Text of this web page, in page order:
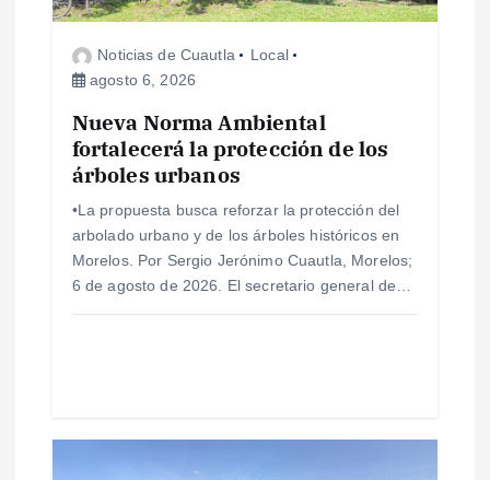
e
s
Noticias de Cuautla
Local
agosto 6, 2026
Nueva Norma Ambiental
fortalecerá la protección de los
árboles urbanos
•La propuesta busca reforzar la protección del
arbolado urbano y de los árboles históricos en
Morelos. Por Sergio Jerónimo Cuautla, Morelos;
6 de agosto de 2026. El secretario general de…